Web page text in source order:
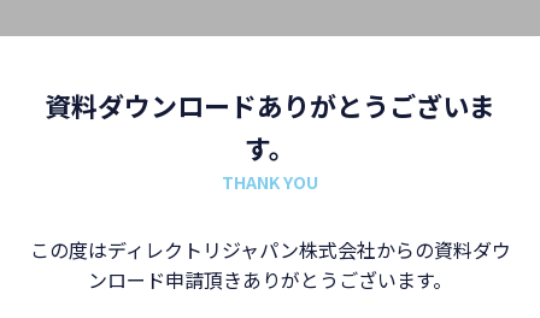
資料ダウンロードありがとうございま
す。
THANK YOU
この度はディレクトリジャパン株式会社からの資料ダウ
ンロード申請頂きありがとうございます。